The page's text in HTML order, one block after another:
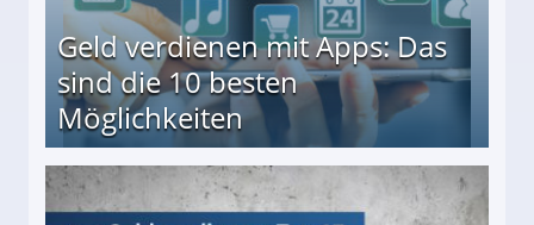
Geld verdienen mit Apps: Das
sind die 10 besten
Möglichkeiten
besten Möglichkeiten